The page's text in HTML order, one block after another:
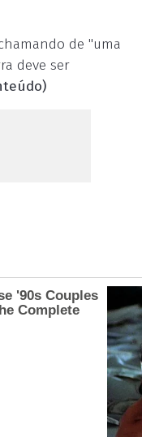
de "uma
deve ser